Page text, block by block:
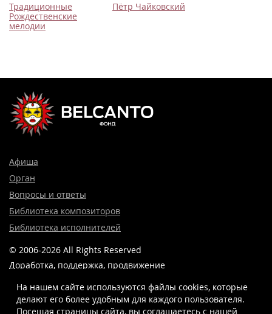
Традиционные
Рождественские
мелодии
Пётр Чайковский
Афиша
Орган
Вопросы и ответы
Библиотека композиторов
Библиотека исполнителей
© 2006-2026 All Rights Reserved
Доработка, поддержка, продвижение
На нашем сайте используются файлы cookies, которые
делают его более удобным для каждого пользователя.
Посещая страницы сайта, вы соглашаетесь c нашей